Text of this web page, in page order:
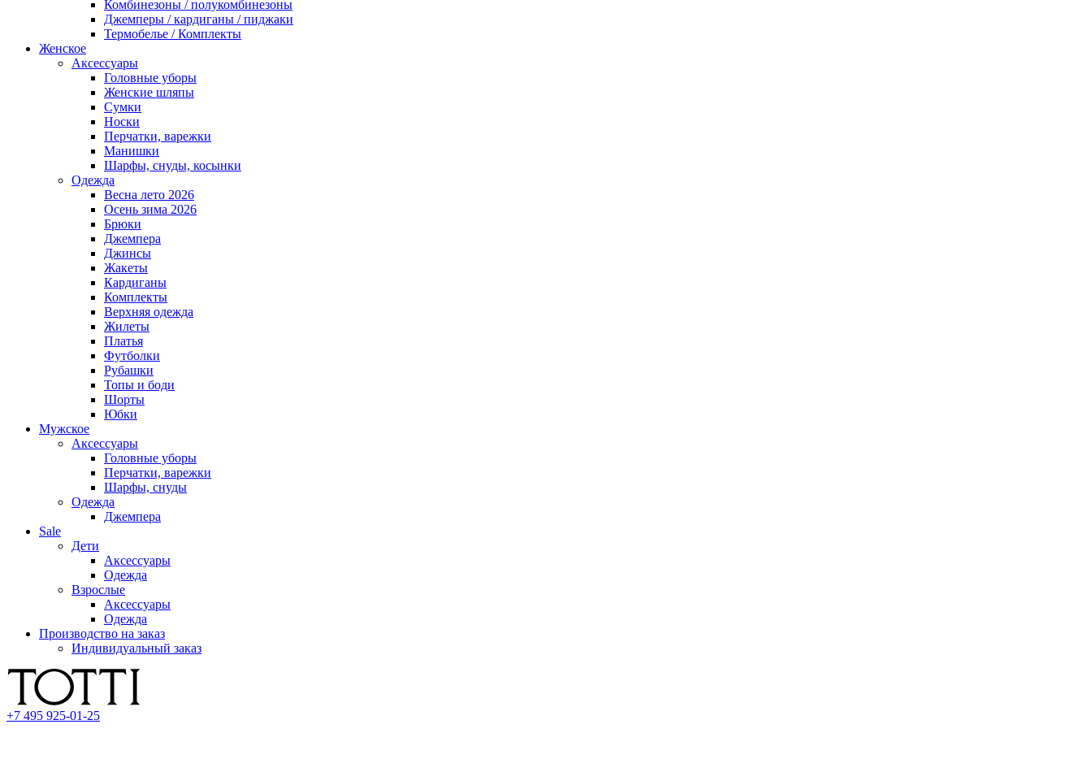
Комбинезоны / полукомбинезоны
Джемперы / кардиганы / пиджаки
Термобелье / Комплекты
Женское
Аксессуары
Головные уборы
Женские шляпы
Сумки
Носки
Перчатки, варежки
Манишки
Шарфы, снуды, косынки
Одежда
Весна лето 2026
Осень зима 2026
Брюки
Джемпера
Джинсы
Жакеты
Кардиганы
Комплекты
Верхняя одежда
Жилеты
Платья
Футболки
Рубашки
Топы и боди
Шорты
Юбки
Мужское
Аксессуары
Головные уборы
Перчатки, варежки
Шарфы, снуды
Одежда
Джемпера
Sale
Дети
Аксессуары
Одежда
Взрослые
Аксессуары
Одежда
Производство на заказ
Индивидуальный заказ
+7 495 925-01-25